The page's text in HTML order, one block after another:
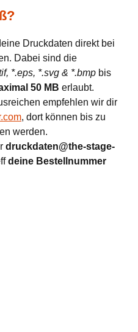
Druckdaten direkt bei
Dabei sind die
*.eps, *.svg & *.bmp bis
50 MB erlaubt.
empfehlen wir dir
, dort können bis zu
werden.
druckdaten@the-stage-
deine Bestellnummer